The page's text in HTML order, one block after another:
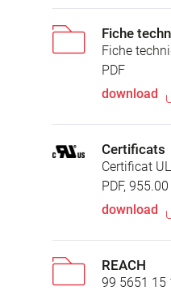
Fiche
Fiche
PDF
download
Certificats
Certificat UL
PDF, 955.00
download
REACH
99 5651 15